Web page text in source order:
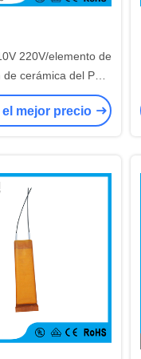
220V/elemento de
cerámica del PTC
los aparatos
mejor precio